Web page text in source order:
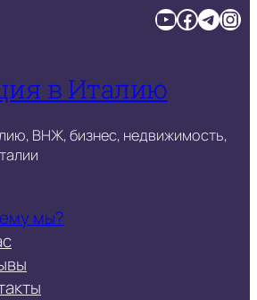
YouTube Facebook TelegramInstagram
в Италию
ВНЖ, бизнес, недвижимость,
мы?